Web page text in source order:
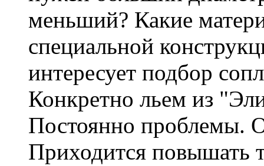
меньший? Какие
специальной
интересует подбор
Конкретно льем из
Постоянно проблемы.
Приходится повышать